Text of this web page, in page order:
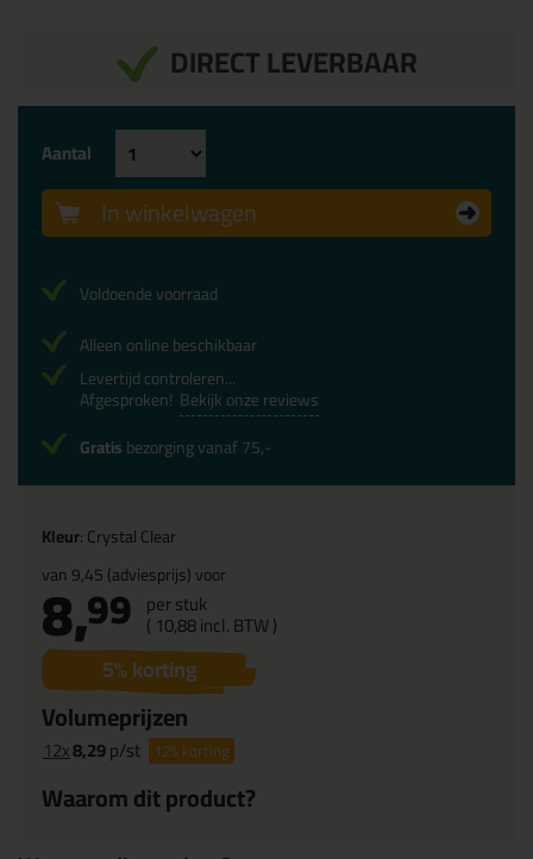
DIRECT LEVERBAAR
Kleur: Crystal Clear
van9,45(adviesprijs) voor
8,99 per stuk
( 10,88incl. BTW )
5% korting
Volumeprijzen
12x8,29p/st 12%korting
Waarom dit product?
Aantal
In winkelwagen
Voldoende voorraad
Alleen online beschikbaar
Levertijd controleren...
Afgesproken! Bekijk onze reviews
Gratisbezorging vanaf 75,-